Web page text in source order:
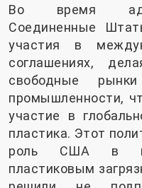
Во время
Соединенные
участия в
соглашениях,
свободные
промышленности,
участие в
пластика. Этот
роль США в
пластиковым